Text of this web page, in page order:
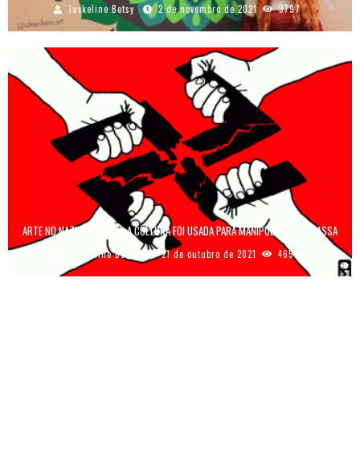
Jackeline Betsy 2 de novembro de 2021 3797
ARTE NO NAZISMO: COMO A CULTURA FOI USADA PARA MANIPULAÇÃO DE MASSA
Jackeline Betsy 21 de outubro de 2021 4654